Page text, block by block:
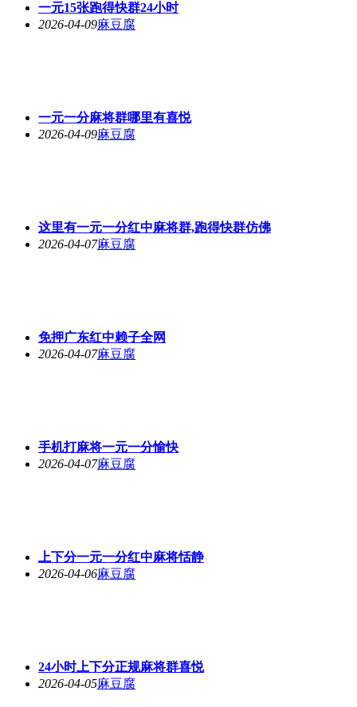
一元15张跑得快群24小时
2026-04-09麻豆腐
一元一分麻将群哪里有喜悦
2026-04-09麻豆腐
这里有一元一分红中麻将群,跑得快群仿佛
2026-04-07麻豆腐
免押广东红中赖子全网
2026-04-07麻豆腐
手机打麻将一元一分愉快
2026-04-07麻豆腐
上下分一元一分红中麻将恬静
2026-04-06麻豆腐
24小时上下分正规麻将群喜悦
2026-04-05麻豆腐